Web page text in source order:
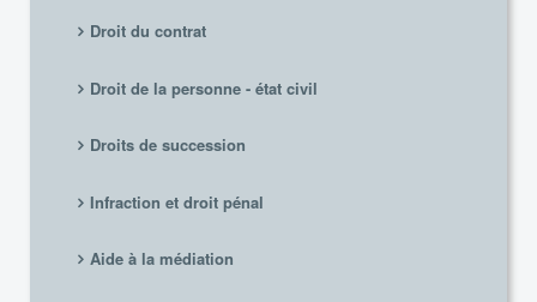
Droit du contrat
Droit de la personne - état civil
Droits de succession
Infraction et droit pénal
Aide à la médiation